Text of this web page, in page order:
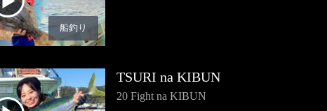
船釣り
TSURI na KIBUN
20 Fight na KIBUN